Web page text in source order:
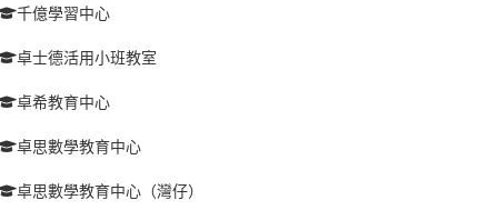
千億學習中心
卓士德活用小班教室
卓希教育中心
卓思數學教育中心
卓思數學教育中心（灣仔）